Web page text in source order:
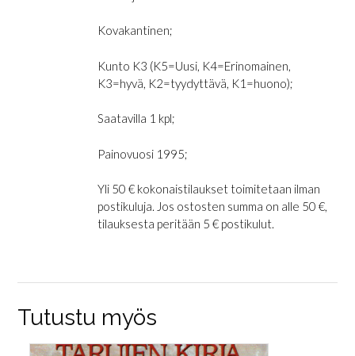
Kovakantinen;
Kunto K3 (K5=Uusi, K4=Erinomainen,
K3=hyvä, K2=tyydyttävä, K1=huono);
Saatavilla 1 kpl;
Painovuosi 1995;
Yli 50 € kokonaistilaukset toimitetaan ilman
postikuluja. Jos ostosten summa on alle 50 €,
tilauksesta peritään 5 € postikulut.
Tutustu myös